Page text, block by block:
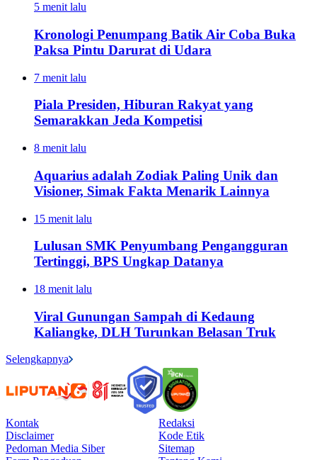
5 menit lalu
Kronologi Penumpang Batik Air Coba Buka
Paksa Pintu Darurat di Udara
7 menit lalu
Piala Presiden, Hiburan Rakyat yang
Semarakkan Jeda Kompetisi
8 menit lalu
Aquarius adalah Zodiak Paling Unik dan
Visioner, Simak Fakta Menarik Lainnya
15 menit lalu
Lulusan SMK Penyumbang Pengangguran
Tertinggi, BPS Ungkap Datanya
18 menit lalu
Viral Gunungan Sampah di Kedaung
Kaliangke, DLH Turunkan Belasan Truk
Selengkapnya
Kontak
Redaksi
Disclaimer
Kode Etik
Pedoman Media Siber
Sitemap